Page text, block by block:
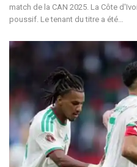
match de la CAN 2025. La Côte
poussif. Le tenant du titre a été…